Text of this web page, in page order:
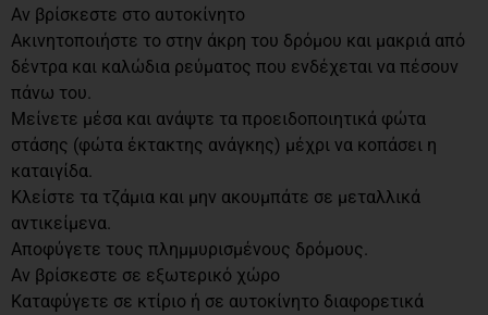
Αν βρίσκεστε στο αυτοκίνητο
Ακινητοποιήστε το στην άκρη του δρόμου και μακριά από
δέντρα και καλώδια ρεύματος που ενδέχεται να πέσουν
πάνω του.
Μείνετε μέσα και ανάψτε τα προειδοποιητικά φώτα
στάσης (φώτα έκτακτης ανάγκης) μέχρι να κοπάσει η
καταιγίδα.
Κλείστε τα τζάμια και μην ακουμπάτε σε μεταλλικά
αντικείμενα.
Αποφύγετε τους πλημμυρισμένους δρόμους.
Αν βρίσκεστε σε εξωτερικό χώρο
Καταφύγετε σε κτίριο ή σε αυτοκίνητο διαφορετικά